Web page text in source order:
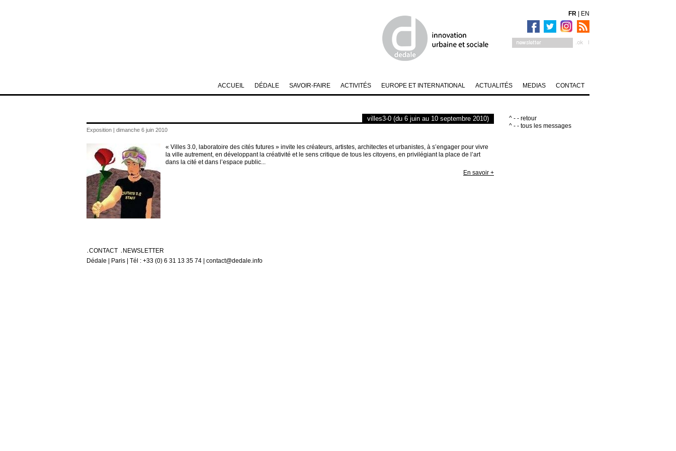
villes3-0 (du 6 juin au 10 septembre 2010)
Exposition | dimanche 6 juin 2010
« Villes 3.0, laboratoire des cités futures » invite les créateurs, artistes, architectes et urbanistes, à s’engager pour vivre
la ville autrement, en développant la créativité et le sens critique de tous les citoyens, en privilégiant la place de l’art
dans la cité et dans l’espace public...
En savoir +
^ - - retour
^ - - tous les messages
CONTACT
MEDIAS
ACTUALITÉS
EUROPE ET INTERNATIONAL
ACTIVITÉS
SAVOIR-FAIRE
DÉDALE
ACCUEIL
CONTACT NEWSLETTER
FR EN
Dédale | Paris | Tél : +33 (0) 6 31 13 35 74 | contact@dedale.info